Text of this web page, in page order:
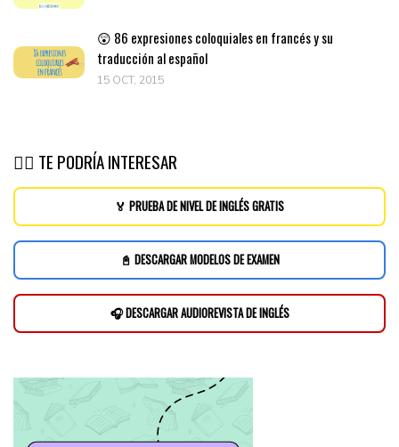
😲 86 expresiones coloquiales en francés y su
traducción al español
15 OCT, 2015
👉🏽 TE PODRÍA INTERESAR
🏅 PRUEBA DE NIVEL DE INGLÉS GRATIS
📓 DESCARGAR MODELOS DE EXAMEN
🎧 DESCARGAR AUDIOREVISTA DE INGLÉS